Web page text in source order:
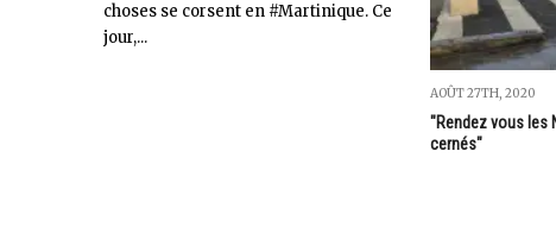
choses se corsent en #Martinique. Ce
jour,...
AOÛT 27TH, 2020
"Rendez vous les
cernés"